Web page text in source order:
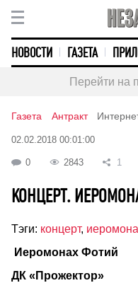
НОВОСТИ ГАЗЕТА
Перейти на
Газета Антракт
02.02.2018 00:01:00
0 2843 1
КОНЦЕРТ.
Тэги: концерт,
Иеромонах Фотий
ДК «Прожектор»